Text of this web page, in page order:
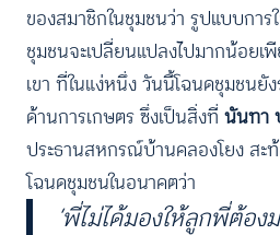
ของสมาชิกในชุมชนว่า รูปแบบกา
ชุมชนจะเปลี่ยนแปลงไปมากน้อยเ
เขา ที่ในแง่หนึ่ง วันนี้โฉนดชุมชนยัง
ด้านการเกษตร ซึ่งเป็นสิ่งที่ นันทา
ประธานสหกรณ์บ้านคลองโยง สะ
โฉนดชุมชนในอนาคตว่า
‘พี่ไม่ได้มองให้ลูกพี่ต้อง